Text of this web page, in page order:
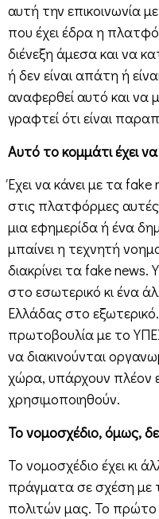
αυτή την επικοινωνία
που έχει έδρα η
διένεξη άμεσα και να
ή δεν είναι απάτη ή
αναφερθεί αυτό και να
γραφτεί ότι είναι
Αυτό το κομμάτι έχει
Έχει να κάνει με τα
στις πλατφόρμες
μια εφημερίδα ή ένα
μπαίνει η τεχνητή
διακρίνει τα fake news.
στο εσωτερικό κι ένα
Ελλάδας στο
πρωτοβουλία με το
να διακινούνται
χώρα, υπάρχουν πλέον
χρησιμοποιηθούν.
Το νομοσχέδιο, όμως,
Το νομοσχέδιο έχει κι
πράγματα σε σχέση με
πολιτών μας. Το πρώτο